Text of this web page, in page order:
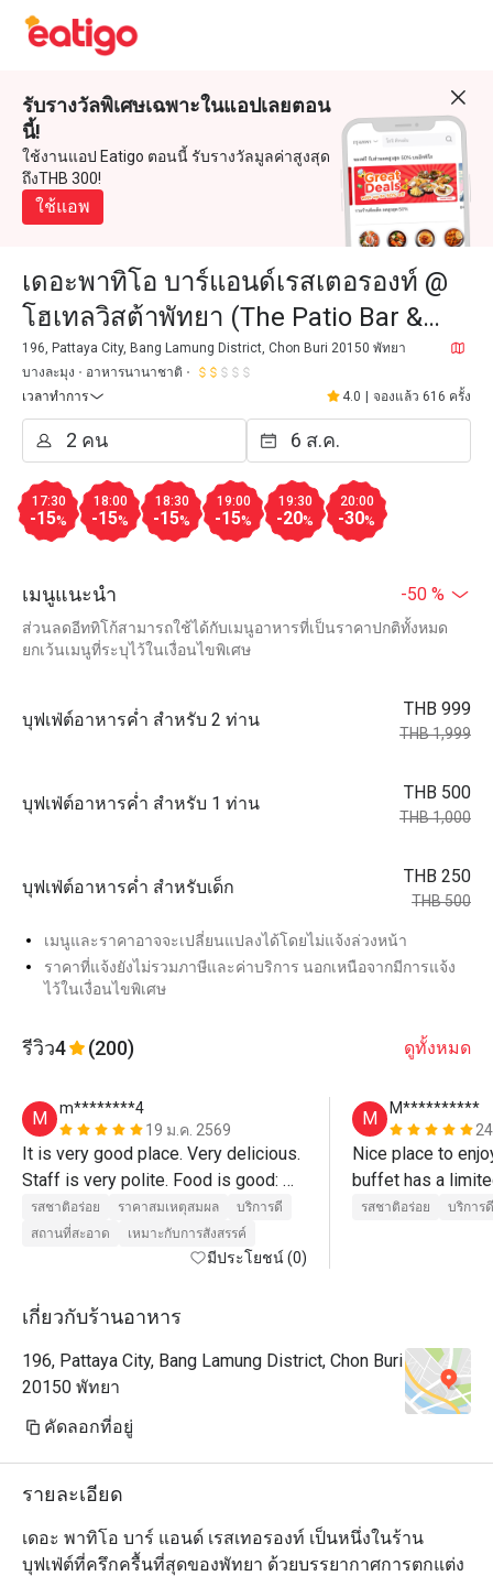
รับรางวัลพิเศษเฉพาะในแอปเลยตอน
นี้!
ใช้งานแอป Eatigo ตอนนี้ รับรางวัลมูลค่าสูงสุด
ถึงTHB 300!
ใช้แอพ
เดอะพาทิโอ บาร์แอนด์เรสเตอรองท์ @
โฮเทลวิสต้าพัทยา (The Patio Bar &
Restaurant @ Hotel Vista Pattaya)
196, Pattaya City, Bang Lamung District, Chon Buri 20150 พัทยา
บางละมุง
อาหารนานาชาติ
เวลาทำการ
4.0 จองแล้ว 616 ครั้ง
17:30
-15%
18:00
-15%
18:30
-15%
19:00
-15%
19:30
-20%
20:00
-30%
เมนูแนะนำ -50 %
ส่วนลดอีททิโก้สามารถใช้ได้กับเมนูอาหารที่เป็นราคาปกติทั้งหมด
ยกเว้นเมนูที่ระบุไว้ในเงื่อนไขพิเศษ
บุฟเฟ่ต์อาหารค่ำ สำหรับ 2 ท่าน
THB 999
THB 1,999
บุฟเฟ่ต์อาหารค่ำ สำหรับ 1 ท่าน
THB 500
THB 1,000
บุฟเฟ่ต์อาหารค่ำ สำหรับเด็ก
THB 250
THB 500
เมนูและราคาอาจจะเปลี่ยนแปลงได้โดยไม่แจ้งล่วงหน้า
ราคาที่แจ้งยังไม่รวมภาษีและค่าบริการ นอกเหนือจากมีการแจ้ง
ไว้ในเงื่อนไขพิเศษ
รีวิว4 (200) ดูทั้งหมด
M
m********4
19 ม.ค. 2569
It is very good place. Very delicious.
Staff is very polite. Food is good:
pasta, pizza, sushi, sashimi, fish,
cola and coffee. They also provide
set of seafood for every visitor.
and only then go grab some food
รสชาติอร่อย ราคาสมเหตุสมผล
บริการดี
สถานที่สะอาด
เหมาะกับการสังสรรค์
มีประโยชน์ (0)
M
M**********
Nice place to
buffet has a
plus a small
รสชาติอร่อย บริการดี
เกี่ยวกับร้านอาหาร
196, Pattaya City, Bang Lamung District, Chon Buri
20150 พัทยา
คัดลอกที่อยู่
รายละเอียด
เดอะ พาทิโอ บาร์ แอนด์ เรสเทอรองท์ เป็นหนึ่งในร้าน
บุฟเฟ่ต์ที่ครึกครื้นที่สุดของพัทยา ด้วยบรรยากาศการตกแต่ง